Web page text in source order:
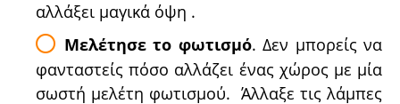
αλλάξει μαγικά όψη .
Μελέτησε το φωτισμό. Δεν μπορείς να
φανταστείς πόσο αλλάζει ένας χώρος με μία
σωστή μελέτη φωτισμού. Άλλαξε τις λάμπες